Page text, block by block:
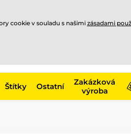
Štítky Ostatní
Zakázková
výroba
cookie v souladu s našimi zásadami